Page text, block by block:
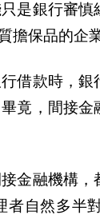
是銀行審
擔保品的企業
借款時，
竟，間接
金融機構
自然多半